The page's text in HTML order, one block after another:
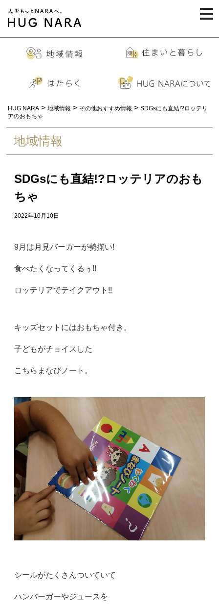
HUG NARA > 地域情報 > その他おすすめ情報 > SDGsにも直結!?ロッテリ
アのおもちゃ
地域情報
SDGsにも直結!?ロッテリアのおも
ちゃ
2022年10月10日
9月は月見バーガーが勢揃い!
食べたくなってくるぅ!!
ロッテリアでテイクアウト!!
キッズセットにはおもちゃ付き。
子どもがチョイスした
こちらまなびノート。
シールがたくさんついていて
ハンバーガーやジュースを